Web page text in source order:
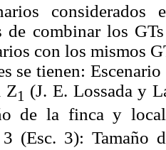
de combinar los
con los mismos
se tienen:
Z1 (J. E. Lossada y
de la finca y
3 (Esc. 3):